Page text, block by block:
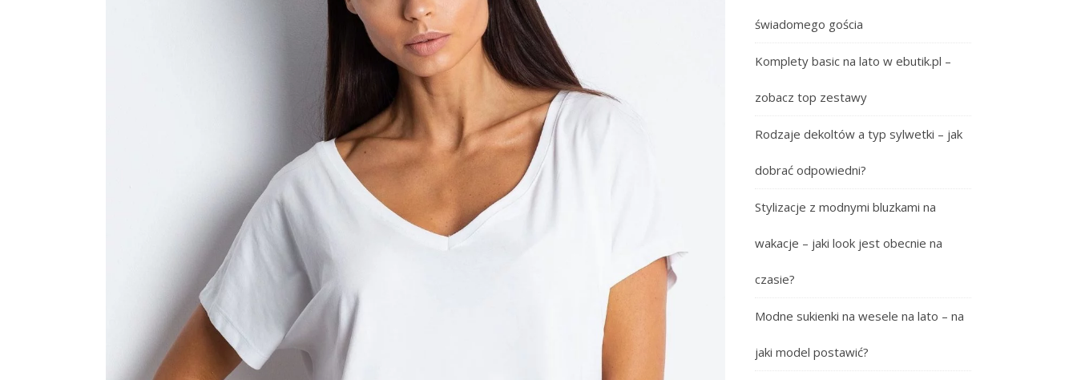
świadomego gościa
Komplety basic na lato w ebutik.pl –
zobacz top zestawy
Rodzaje dekoltów a typ sylwetki – jak
dobrać odpowiedni?
Stylizacje z modnymi bluzkami na
wakacje – jaki look jest obecnie na
czasie?
Modne sukienki na wesele na lato – na
jaki model postawić?